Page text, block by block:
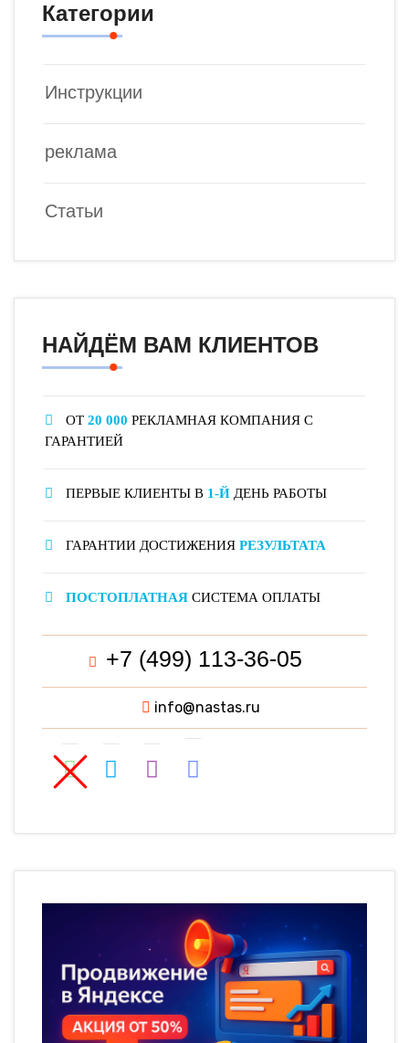
Категории
Инструкции
реклама
Статьи
НАЙДЁМ ВАМ КЛИЕНТОВ
ОТ 20 000 РЕКЛАМНАЯ КОМПАНИЯ С
ГАРАНТИЕЙ
ПЕРВЫЕ КЛИЕНТЫ В 1-Й ДЕНЬ РАБОТЫ
ГАРАНТИИ ДОСТИЖЕНИЯ РЕЗУЛЬТАТА
ПОСТОПЛАТНАЯ СИСТЕМА ОПЛАТЫ
+7 (499) 113-36-05
info@nastas.ru